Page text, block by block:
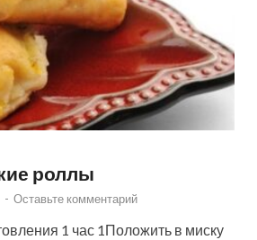
роллы
- Оставьте комментарий
1 час 1Положить в миску